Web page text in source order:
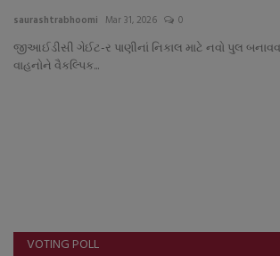
About Author
Contact
ગુજરાત
saurashtrabhoomi Mar 31, 2026 0
જીઆઈડીસી ગેઈટ-ર પાણીનાં નિકાલ માટે નવો પુલ
વાહનોને વૈકલ્પિક...
VOTING POLL